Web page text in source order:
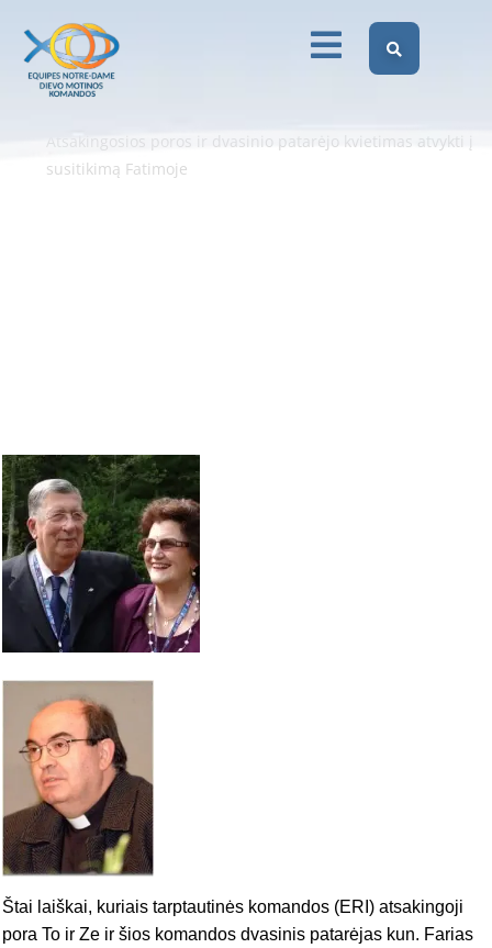
kvietimas atvykti į
susitikimą Fatimoje
Atsakingosios poros ir dvasinio patarėjo kvietimas atvykti į
susitikimą Fatimoje
Štai laiškai, kuriais tarptautinės komandos (ERI) atsakingoji
pora To ir Ze ir šios komandos dvasinis patarėjas kun. Farias